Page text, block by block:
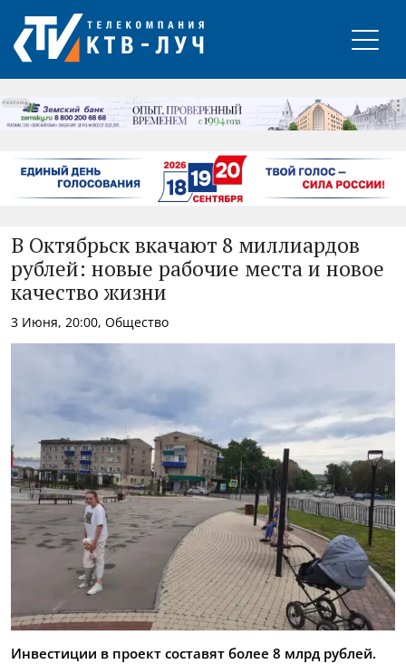
РЕКЛАМА
В Октябрьск вкачают 8 миллиардов
рублей: новые рабочие места и новое
качество жизни
3 Июня, 20:00, Общество
Инвестиции в проект составят более 8 млрд рублей.